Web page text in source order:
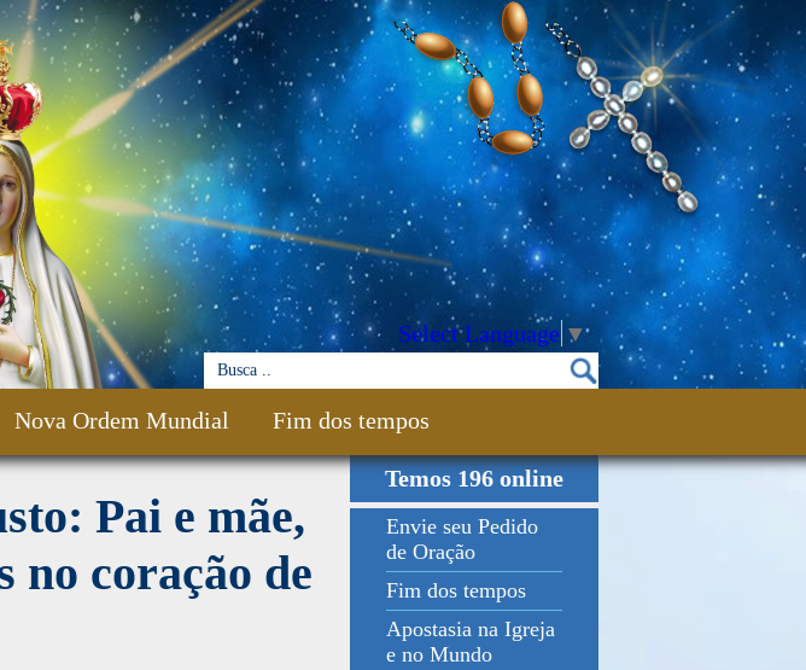
Select Language ▼
Nova Ordem Mundial Fim dos tempos
Pai e mãe,
no coração de
Temos 196 online
Envie seu Pedido
de Oração
Fim dos tempos
Apostasia na Igreja
e no Mundo